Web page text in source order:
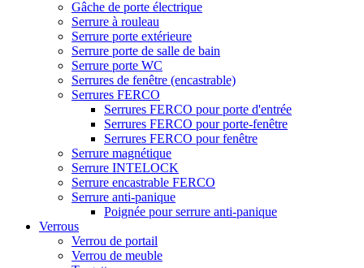
Gâche de porte électrique
Serrure à rouleau
Serrure porte extérieure
Serrure porte de salle de bain
Serrure porte WC
Serrures de fenêtre (encastrable)
Serrures FERCO
Serrures FERCO pour porte d'entrée
Serrures FERCO pour porte-fenêtre
Serrures FERCO pour fenêtre
Serrure magnétique
Serrure INTELOCK
Serrure encastrable FERCO
Serrure anti-panique
Poignée pour serrure anti-panique
Verrous
Verrou de portail
Verrou de meuble